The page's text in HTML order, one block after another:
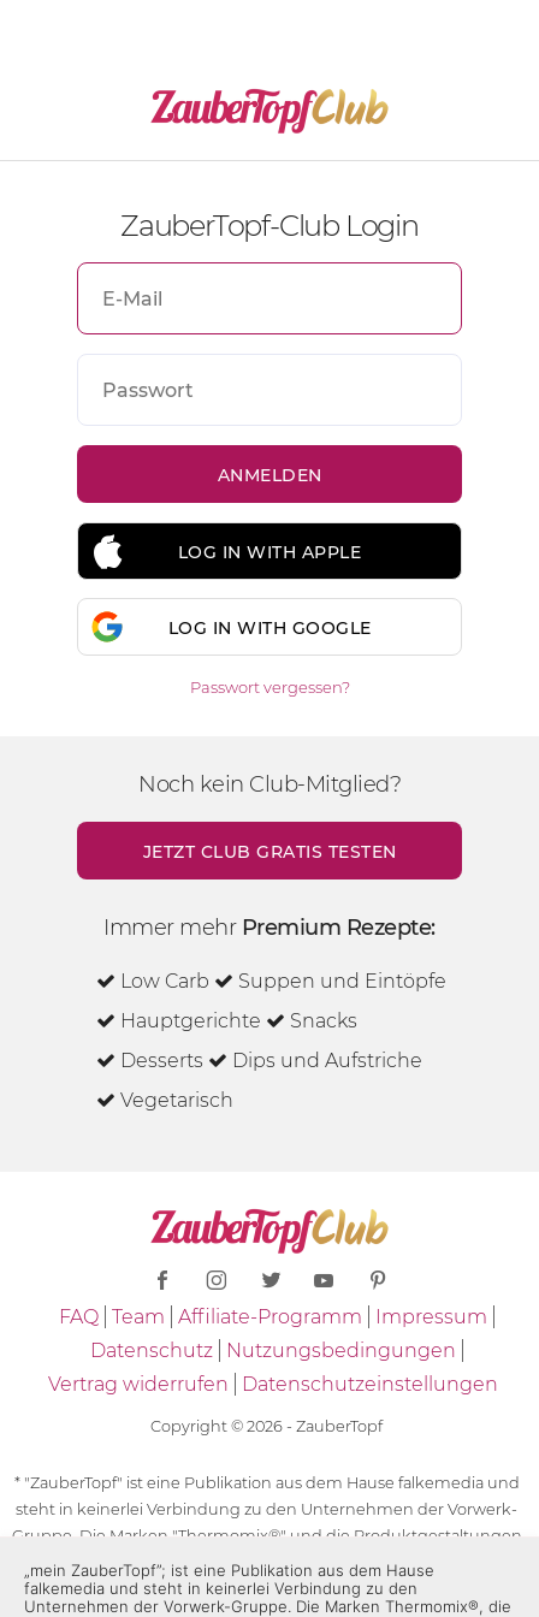
ZauberTopf-Club Login
LOG IN WITH APPLE
LOG IN WITH GOOGLE
Passwort vergessen?
Noch kein Club-Mitglied?
JETZT CLUB GRATIS TESTEN
Immer mehr Premium Rezepte:
Low Carb
Suppen und Eintöpfe
Hauptgerichte
Snacks
Desserts
Dips und Aufstriche
Vegetarisch
FAQ Team Affiliate-Programm
Impressum
Datenschutz
Nutzungsbedingungen
Vertrag widerrufen
Datenschutzeinstellungen
Copyright © 2026 - ZauberTopf
* "ZauberTopf" ist eine Publikation aus dem Hause falkemedia und
steht in keinerlei Verbindung zu den Unternehmen der Vorwerk-
Gruppe. Die Marken "Thermomix®" und die Produktgestaltungen
des "Thermomix®" sind eingetragene Marken der Unternehmen
der Vorwerk-Gruppe. Die Marken Thermomix®, die Zeichen TM5®,
„mein ZauberTopf”; ist eine Publikation aus dem Hause
falkemedia und steht in keinerlei Verbindung zu den
Unternehmen der Vorwerk-Gruppe. Die Marken Thermomix®, die